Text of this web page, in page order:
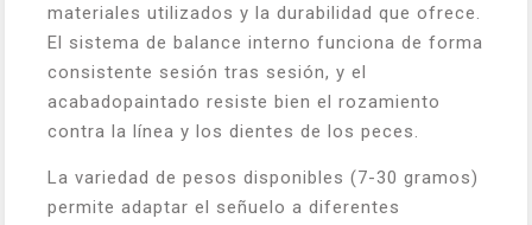
materiales utilizados y la durabilidad que ofrece.
El sistema de balance interno funciona de forma
consistente sesión tras sesión, y el
acabadopaintado resiste bien el rozamiento
contra la línea y los dientes de los peces.
La variedad de pesos disponibles (7-30 gramos)
permite adaptar el señuelo a diferentes